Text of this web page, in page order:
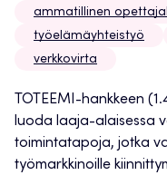
ammatillinen
työelämäyhteistyö
verkkovirta
TOTEEMI-hankkeen
luoda laaja-alaisessa
toimintatapoja, jotka
työmarkkinoille